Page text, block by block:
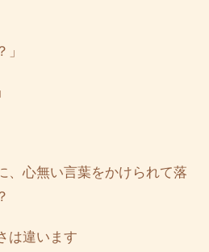
、心無い言葉をかけられて落
は違います